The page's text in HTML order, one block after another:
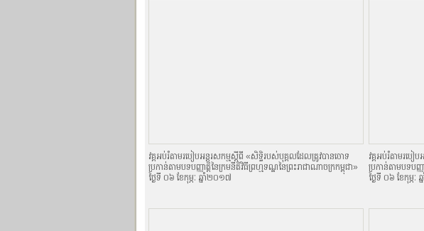
វគ្គអប់រំតាមរបៀបអន្តរសកម្មស្តីពី «សិទិ្ធរបស់បុគ្គលដែលត្រូវបានចោទ
ប្រកាន់តាមបទបញ្ញាតិ្តនៃក្រមនីតិវិធីព្រហ្មទណ្ឌនៃព្រះរាជាណាចក្រកម្ពុជា»
ថ្ងៃទី ០៦ ខែកុម្ភៈ ឆ្នាំ២០១៧
វគ្គអប់រំតាមរបៀ
ប្រកាន់តាមបទបញ្ញ
ថ្ងៃទី ០៦ ខែកុម្ភៈ